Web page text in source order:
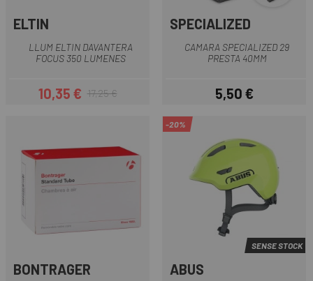
ELTIN
LLUM ELTIN DAVANTERA
FOCUS 350 LUMENES
Preu
10,35 €Preu regular
17,25 €
SPECIALIZED
CAMARA SPECIALIZED 29
PRESTA 40MM
Preu
5,50 €
BONTRAGER
-20%
SENSE STOCK
ABUS